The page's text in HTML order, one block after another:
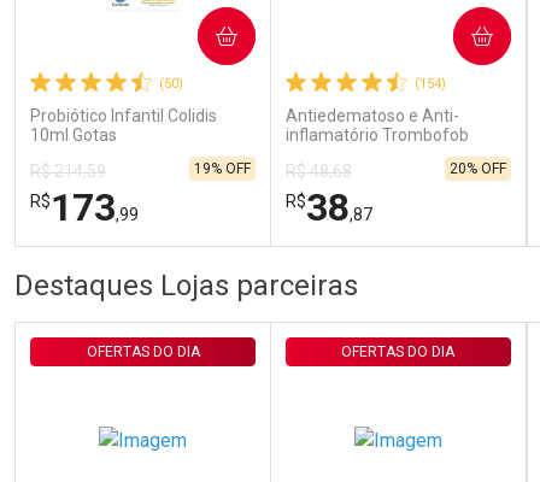
Comprar sem Desconto
Por R$ 29,90/cada
Comprar sem Desconto
Por R$ 29,90/cada
(50)
Probiótico Infantil Colidis
10ml Gotas
R$ 214,59
R$173,99
19% OFF
COMPRAR
FECHAR
Laboratório
FECHAR
Por Menos
(154)
Antiedematoso e Anti-
inflamatório Trombofob
R$ 48,68
R$38,87
20% OFF
COMPRAR
Por Menos
Destaques Lojas parceiras
OFERTAS DO DIA OFERTAS DO DIA